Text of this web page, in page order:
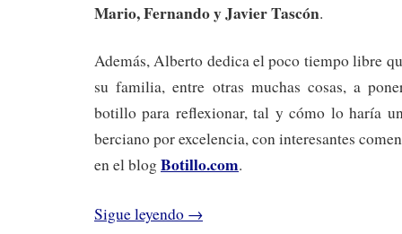
Mario, Fernando y Javier Tascón.
Además, Alberto dedica el poco tiempo libre
su familia, entre otras muchas cosas, a
botillo para reflexionar, tal y cómo lo haría
berciano por excelencia, con interesantes
en el blogBotillo.com.
Sigue leyendo →